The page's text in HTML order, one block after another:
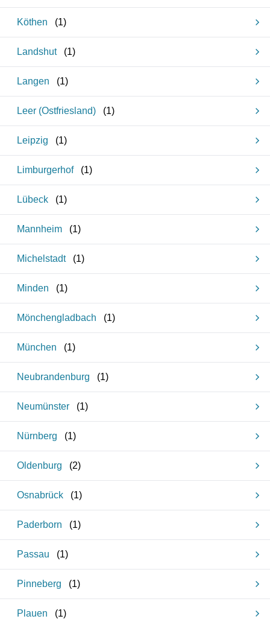
Köthen (1)
Landshut (1)
Langen (1)
Leer (Ostfriesland) (1)
Leipzig (1)
Limburgerhof (1)
Lübeck (1)
Mannheim (1)
Michelstadt (1)
Minden (1)
Mönchengladbach (1)
München (1)
Neubrandenburg (1)
Neumünster (1)
Nürnberg (1)
Oldenburg (2)
Osnabrück (1)
Paderborn (1)
Passau (1)
Pinneberg (1)
Plauen (1)